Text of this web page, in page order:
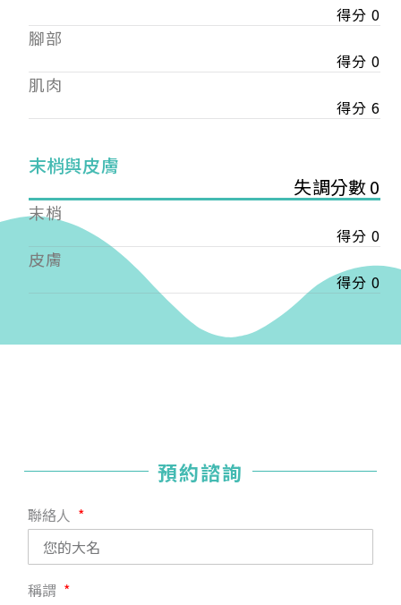
得分 0
腳部
得分 0
肌肉
得分 6
末梢與皮膚
失調分數 0
末梢
得分 0
皮膚
得分 0
預約諮詢
聯絡人
稱謂
【會費】
入會費新臺幣1200元，於會員入會時繳納；常年會
費1200元，於每年度繳納。
入會費新臺幣3000元，於會員入會時繳納；常年會
費3000元，於每年度繳納。
戶名: 社團法人台灣自律神經健康培訓暨發展協會
帳號: 003-03-501566-2
銀行: (013) 國泰世華 南京東路分行